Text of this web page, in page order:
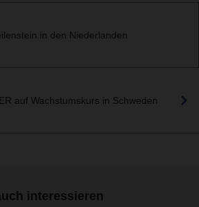
in den Niederlanden
auf Wachstumskurs in Schweden
interessieren